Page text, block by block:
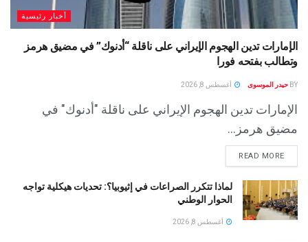
أخبار رئيسية
الإمارات تدين الهجوم الإيراني على ناقلة “أدنوك” في مضيق هرمز
وتطالب بفتحه فورا
BY حيدر الموسوى أغسطس 8, 2026
الإمارات تدين الهجوم الإيراني على ناقلة "أدنوك" في
مضيق هرمز...
READ MORE
لماذا تتكرر الصراعات في إثيوبيا؟: تحديات هيكلية تواجه
الحوار الوطني
أغسطس 8, 2026